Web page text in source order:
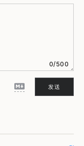
0/500
发送